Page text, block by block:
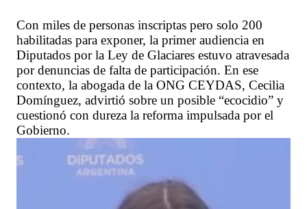
Con miles de personas inscriptas pero solo 200
habilitadas para exponer, la primer audiencia en
Diputados por la Ley de Glaciares estuvo atravesada
por denuncias de falta de participación. En ese
contexto, la abogada de la ONG CEYDAS, Cecilia
Domínguez, advirtió sobre un posible “ecocidio” y
cuestionó con dureza la reforma impulsada por el
Gobierno.